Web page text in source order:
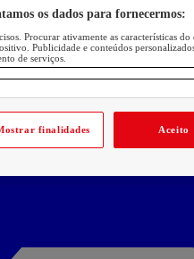
os dados para fornecermos:
Procurar ativamente as características
Publicidade e conteúdos
de serviços.
finalidades Aceito